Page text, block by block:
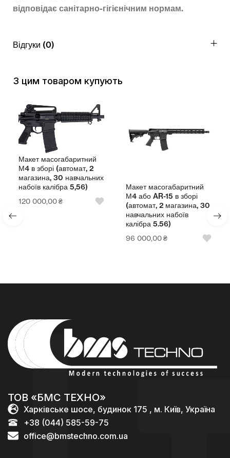
відповідає санітарно-гігієнічним нормам.
Відгуки (0)
З цим товаром купують
Макет масогабаритний
М4 в зборі (автомат, 2
магазина, 30 навчальних
набоїв калібра 5,56)
120 000,00₴
Макет масогабаритний
М4 або AR-15 в зборі
(автомат, 2 магазина, 30
навчальних набоїв
калібра 5.56)
96 000,00₴
ТОВ «БМС ТЕХНО»
Харківське шосе, будинок 175 , м. Київ, Україна
+38 (044) 585-59-75
office@bmstechno.com.ua